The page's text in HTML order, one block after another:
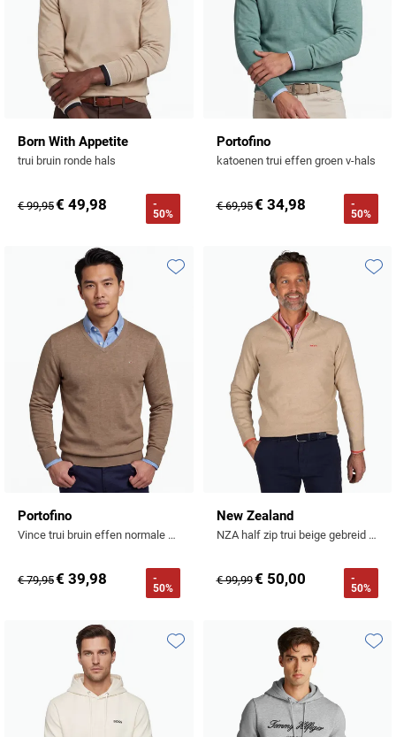
Born With Appetite
trui bruin ronde hals
€ 99,95€ 49,98
-
50%
Portofino
katoenen trui effen groen v-hals
€ 69,95€ 34,98
-
50%
Portofino
Vince trui bruin effen normale fit katoen v-hals
€ 79,95€ 39,98
-
50%
Toevoegen aan favorieten
New Zealand
NZA half zip trui beige gebreid Ralph normale fit
€ 99,99€ 50,00
-
50%
Toevoegen aan favorieten